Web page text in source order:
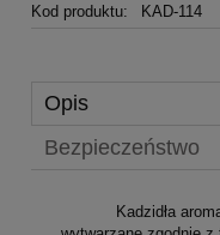
Kod produktu:
KAD-114
Opis
Bezpieczeństwo
Kadzidła